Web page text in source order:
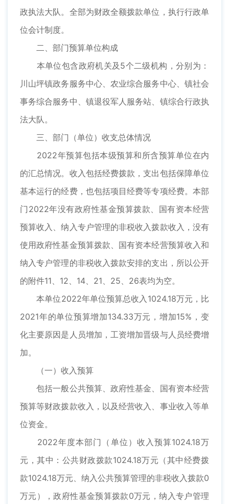
政执法大队。全部为财政全额拨款单位，执行行政单
位会计制度。
二、部门预算单位构成
本单位包含政府机关及5个二级机构，分别为：
川山坪镇政务服务中心、农业综合服务中心、镇社会
事务综合服务中、镇退役军人服务站、镇综合行政执
法大队。
三、部门（单位）收支总体情况
2022年预算包括本级预算和所含预算单位在内
的汇总情况。收入包括经费拨款，支出包括保障单位
基本运行的经费，也包括项目经费等专项经费。本部
门2022年没有政府性基金预算拨款、国有资本经营
预算收入、纳入专户管理的非税收入拨款收入，没有
使用政府性基金预算拨款、国有资本经营预算收入和
纳入专户管理的非税收入拨款安排的支出，所以公开
的附件11、12、14、21、25、26表均为空。
本单位2022年单位预算总收入1024.18万元，比
2021年的单位预算增加134.33万元，增加15%，变
化主要原因是人员增加，工资增加晋级与人员经费增
加。
（一）收入预算
包括一般公共预算、政府性基金、国有资本经营
预算等财政拨款收入，以及经营收入、事业收入等单
位资金。
2022年度本部门（单位）收入预算1024.18万
元，其中：公共财政拨款1024.18万元（其中经费拨
款1024.18万元、纳入公共预算管理的非税收入拨款0
万元），政府性基金预算拨款0万元，纳入专户管理